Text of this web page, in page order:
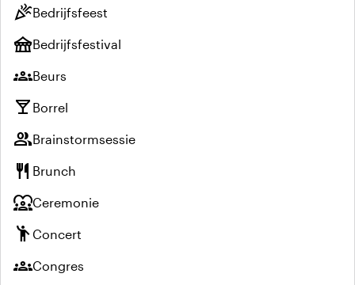
celebrationBedrijfsfeest
festivalBedrijfsfestival
groupsBeurs
local_bar Borrel
groupBrainstormsessie
restaurant Brunch
diversity_1Ceremonie
emoji_peopleConcert
groupsCongres